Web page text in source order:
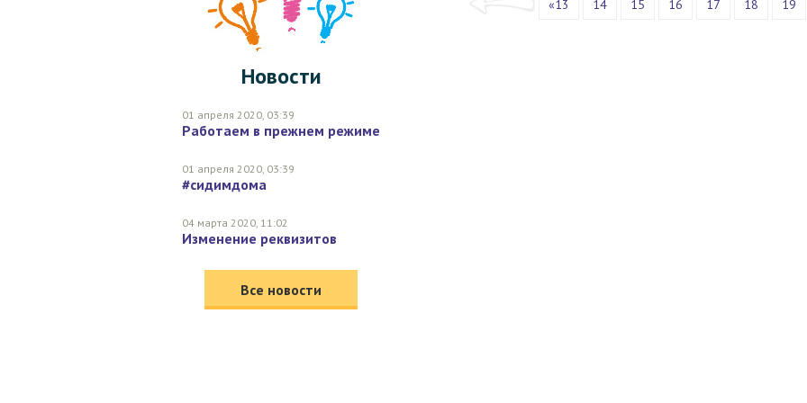
ФИСТАШКОВЫЙ
ЧЕРНЫЙ
ИНДИГО
ТЕМНО-СЕРЫЙ
КОРИЧНЕВЫЙ
СВЕТЛО-РОЗОВЫЙ
СИНИЙ DENIM
«13 14 15 16 17 18 19
Новости
01 апреля 2020, 03:39
Работаем в прежнем режиме
01 апреля 2020, 03:39
#сидимдома
04 марта 2020, 11:02
Изменение реквизитов
Все новости